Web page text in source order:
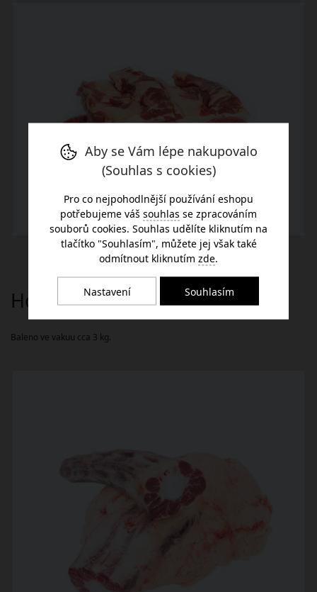
Baleno ve vakuu cca 3 kg.
Hovězí nízké žebro bez kosti
Aby se Vám lépe nakupovalo
(Souhlas s cookies)
Pro co nejpohodlnější používání eshopu
potřebujeme váš souhlas se zpracováním
souborů cookies. Souhlas udělíte kliknutím na
tlačítko "Souhlasím", můžete jej však také
odmítnout kliknutím zde.
Nastavení Souhlasím